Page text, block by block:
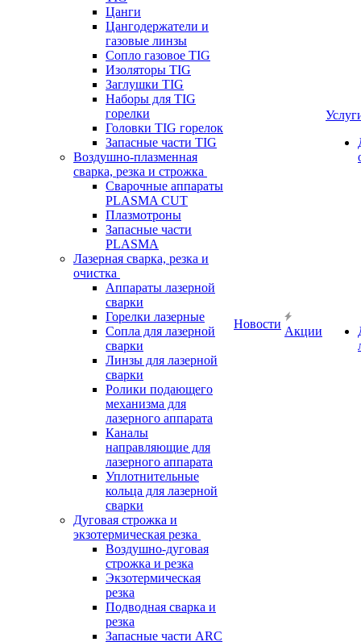
Цанги
Цангодержатели и
газовые линзы
Сопло газовое TIG
Изоляторы TIG
Заглушки TIG
Наборы для TIG
горелки
Головки TIG горелок
Запасные части TIG
Воздушно-плазменная
сварка, резка и строжка
Сварочные аппараты
PLASMA CUT
Плазмотроны
Запасные части
PLASMA
Лазерная сварка, резка и
очистка
Аппараты лазерной
сварки
Горелки лазерные
Сопла для лазерной
сварки
Линзы для лазерной
сварки
Ролики подающего
механизма для
лазерного аппарата
Каналы
направляющие для
лазерного аппарата
Уплотнительные
кольца для лазерной
сварки
Дуговая строжка и
экзотермическая резка
Воздушно-дуговая
строжка и резка
Экзотермическая
резка
Подводная сварка и
резка
Запасные части ARC
Новости
Акции